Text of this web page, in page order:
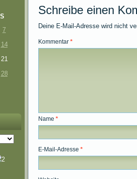
S
7
14
21
28
Schreibe einen
Deine E-Mail-Adresse wird nicht
Kommentar *
Name *
E-Mail-Adresse *